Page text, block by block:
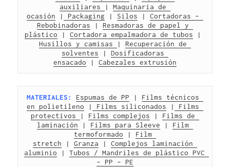
auxiliares
| Maquinaria de
ocasión | Packaging | Silos | Cortadoras –
Rebobinadoras | Resmadoras de papel y
plástico | Cortadora empalmadora de tubos
Husillos y camisas
| Recuperación de
solventes | Dosificadoras
ensacado | Cabezales extrusión
MATERIALES: Espumas de PP | Films técnicos
en polietileno | Films siliconados |
Films
protectivos
| Films complejos | Films de
laminación | Films para Sleeve | Film
termoformado | Film
stretch | Granza | Complejos laminación
aluminio | Tubos / Mandriles de plástico PVC
– PP – PE